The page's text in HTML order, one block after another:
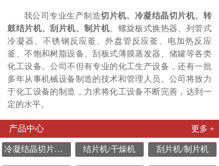
我公司专业生产制造切片机、冷凝结晶切片机、转
鼓结片机、刮片机、制片机、螺旋板式换热器、列管式
冷凝器、不锈钢反应釜、外盘管反应釜、电加热反应
釜、不饱和树脂设备、刮板式薄膜蒸发器、储罐等各类
化工设备。公司不但有专业的化工生产设备，还有一批
多年从事机械设备制造的技术和管理人员。公司将致力
于化工设备的制造，力求将化工设备不断完善，达到一
定的水平。
产品中心 更多 +
冷凝结晶切片机系列 结片机/干燥机 刮片机/制片机